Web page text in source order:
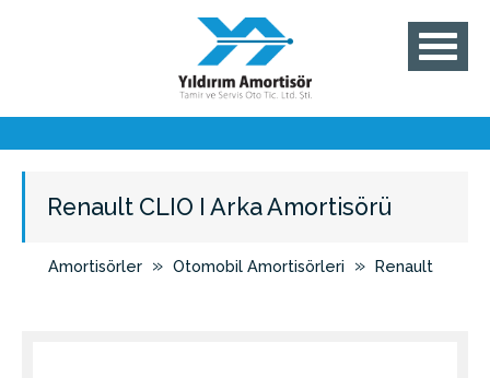
Renault CLIO I Arka Amortisörü
Amortisörler » Otomobil Amortisörleri » Renault